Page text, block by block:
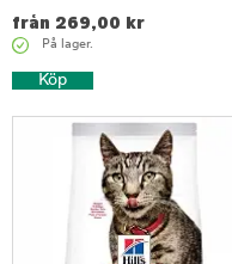
från 269,00 kr
På lager.
Köp